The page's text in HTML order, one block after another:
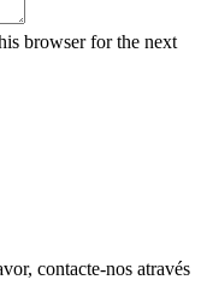
browser for the next
contacte-nos através